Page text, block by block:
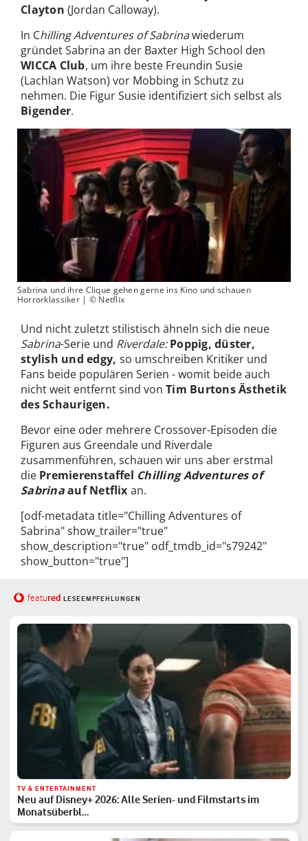
Clayton (Jordan Calloway).
In Chilling Adventures of Sabrinawiederum
gründet Sabrina an der Baxter High School den
WICCA Club, um ihre beste Freundin Susie
(Lachlan Watson) vor Mobbing in Schutz zu
nehmen. Die Figur Susie identifiziert sich selbst als
Bigender.
Sabrina und ihre Clique gehen gerne ins Kino und schauen
Horrorklassiker | © Netflix
Und nicht zuletzt stilistisch ähneln sich die neue
Sabrina-Serie und Riverdale: Poppig, düster,
stylish und edgy, so umschreiben Kritiker und
Fans beide populären Serien - womit beide auch
nicht weit entfernt sind von Tim Burtons Ästhetik
des Schaurigen.
Bevor eine oder mehrere Crossover-Episoden die
Figuren aus Greendale und Riverdale
zusammenführen, schauen wir uns aber erstmal
die Premierenstaffel Chilling Adventures of
Sabrinaauf Netflix an.
[odf-metadata title="Chilling Adventures of
Sabrina" show_trailer="true"
show_description="true" odf_tmdb_id="s79242"
show_button="true"]
featured LESEEMPFEHLUNGEN
TV & ENTERTAINMENT
Neu auf Disney+ 2026: Alle Serien- und Filmstarts im
Monatsüberbl…